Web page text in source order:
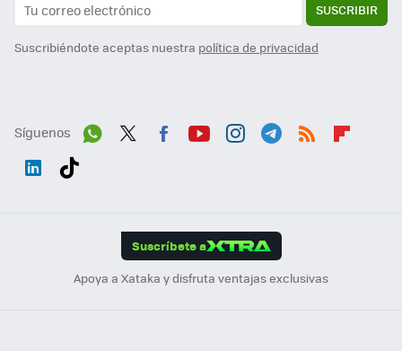
SUSCRIBIR
Suscribiéndote aceptas nuestra política de privacidad
Síguenos
Suscríbete a
Apoya a Xataka y disfruta ventajas exclusivas